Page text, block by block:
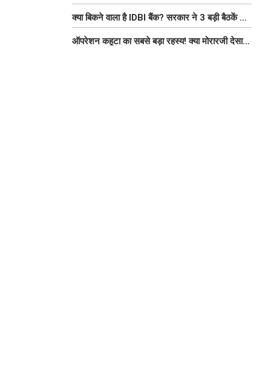
यात्रियों को मिलेंगी फ्री Wi-Fi समेत आधुनिक सुविधा
क्या बिकने वाला है IDBI बैंक? सरकार ने 3 बड़ी बैठकें कीं,
निजीकरण की डील पर बढ़ी हलचल
ऑपरेशन कहूटा का सबसे बड़ा रहस्य! क्या मोरारजी देसाई